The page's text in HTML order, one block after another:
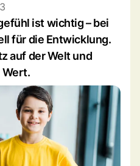
ist wichtig – bei
für die Entwicklung.
auf der Welt und
Wert.